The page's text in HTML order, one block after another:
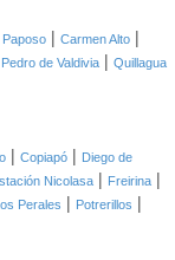
Paposo | Carmen Alto |
Pedro de Valdivia | Quillagua
| Copiapó | Diego de
Nicolasa | Freirina |
Los Perales | Potrerillos |